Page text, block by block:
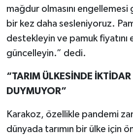
mağdur olmasını
bir kez daha sesleniyoruz.
destekleyin ve pamuk fiyatını
güncelleyin.” dedi.
“TARIM ÜLKESİNDE İKTİDAR
DUYMUYOR”
Karakoz, özellikle pandemi
dünyada tarımın bir ülke için